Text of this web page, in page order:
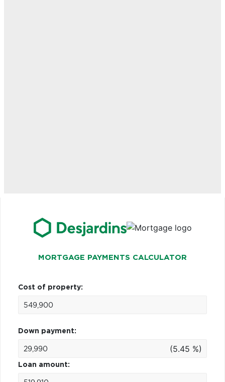
MORTGAGE PAYMENTS CALCULATOR
Cost of property:
Down payment:
(5.45 %)
Loan amount: